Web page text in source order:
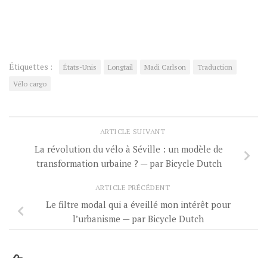
Étiquettes : États-Unis Longtail Madi Carlson
Traduction
Vélo cargo
ARTICLE SUIVANT
La révolution du vélo à Séville : un modèle de
transformation urbaine ? — par Bicycle Dutch
ARTICLE PRÉCÉDENT
Le filtre modal qui a éveillé mon intérêt pour
l’urbanisme — par Bicycle Dutch